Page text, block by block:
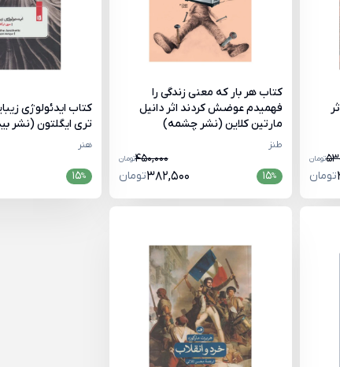
تومان
تومان
کتاب هر بار که معنی زندگی را
فهمیدم عوضش کردند اثر دانیل
مارتین کلاین (نشر چشمه)
طنز
تومان450,000
%
15 تومان382,500
کتاب ایدئولوژی
تری ایگلتون (نشر
هنر
%
15